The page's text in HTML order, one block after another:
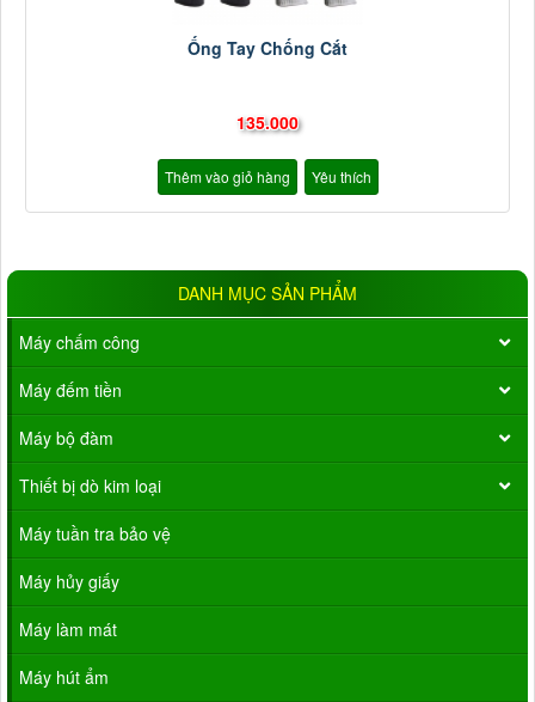
Ống Tay Chống Cắt
135.000
Thêm vào giỏ hàng Yêu thích
DANH MỤC SẢN PHẨM
Máy chấm công
Máy đếm tiền
Máy bộ đàm
Thiết bị dò kim loại
Máy tuần tra bảo vệ
Máy hủy giấy
Máy làm mát
Máy hút ẩm